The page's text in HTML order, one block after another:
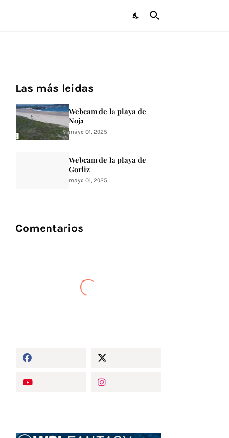
Las más leidas
Webcam de la playa de
Noja
mayo 01, 2025
Webcam de la playa de
Gorliz
mayo 01, 2025
Comentarios